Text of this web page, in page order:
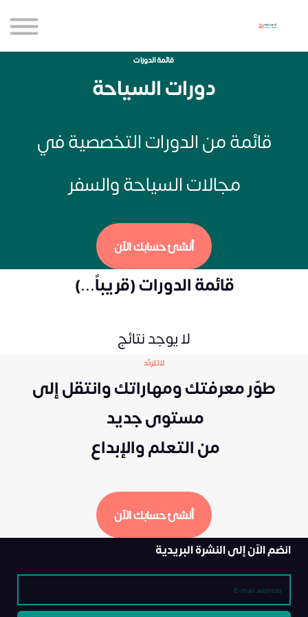
المدونة
الاعتماديات
حساب جديد
قائمة الدورات
دورات السياحة
قائمة من الدورات التخصصية في
مجالات السياحة والسفر
أنشئ حسابك الآن
قائمة الدورات (قريباً...)
لا يوجد نتائج
لاتتردّد
طوّر معرفتك ومهاراتك وانتقل إلى
مستوى جديد
من التعلم والإبداع
أنشئ حسابك الآن
انضم الآن إلى النشرة البريدية